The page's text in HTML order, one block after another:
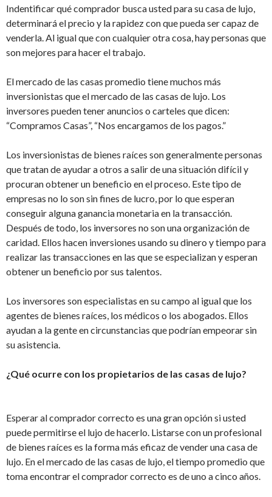
Indentificar qué comprador busca usted para su casa de lujo,
determinará el precio y la rapidez con que pueda ser capaz de
venderla. Al igual que con cualquier otra cosa, hay personas que
son mejores para hacer el trabajo.
El mercado de las casas promedio tiene muchos más
inversionistas que el mercado de las casas de lujo. Los
inversores pueden tener anuncios o carteles que dicen:
“Compramos Casas”, “Nos encargamos de los pagos.”
Los inversionistas de bienes raíces son generalmente personas
que tratan de ayudar a otros a salir de una situación difícil y
procuran obtener un beneficio en el proceso. Este tipo de
empresas no lo son sin fines de lucro, por lo que esperan
conseguir alguna ganancia monetaria en la transacción.
Después de todo, los inversores no son una organización de
caridad. Ellos hacen inversiones usando su dinero y tiempo para
realizar las transacciones en las que se especializan y esperan
obtener un beneficio por sus talentos.
Los inversores son especialistas en su campo al igual que los
agentes de bienes raíces, los médicos o los abogados. Ellos
ayudan a la gente en circunstancias que podrían empeorar sin
su asistencia.
¿Qué ocurre con los propietarios de las casas de lujo?
Esperar al comprador correcto es una gran opción si usted
puede permitirse el lujo de hacerlo. Listarse con un profesional
de bienes raíces es la forma más eficaz de vender una casa de
lujo. En el mercado de las casas de lujo, el tiempo promedio que
toma encontrar el comprador correcto es de uno a cinco años.